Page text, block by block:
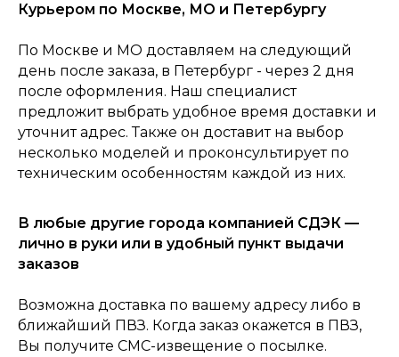
Главная Каталог
Консультация Корзина
Курьером по Москве, МО и Петербургу
По Москве и МО доставляем на следующий
день после заказа, в Петербург - через 2 дня
после оформления. Наш специалист
предложит выбрать удобное время доставки и
уточнит адрес. Также он доставит на выбор
несколько моделей и проконсультирует по
техническим особенностям каждой из них.
В любые другие города компанией СДЭК —
лично в руки или в удобный пункт выдачи
заказов
Возможна доставка по вашему адресу либо в
ближайший ПВЗ. Когда заказ окажется в ПВЗ,
Вы получите СМС-извещение о посылке.